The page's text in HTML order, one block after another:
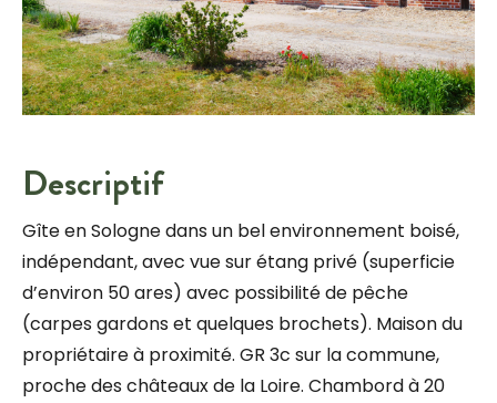
Descriptif
Gîte en Sologne dans un bel environnement boisé,
indépendant, avec vue sur étang privé (superficie
d’environ 50 ares) avec possibilité de pêche
(carpes gardons et quelques brochets). Maison du
propriétaire à proximité. GR 3c sur la commune,
proche des châteaux de la Loire. Chambord à 20